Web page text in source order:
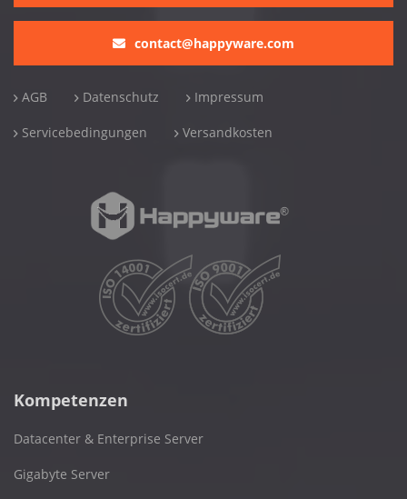
contact@happyware.com
AGB Datenschutz Impressum
Servicebedingungen Versandkosten
Kompetenzen
Datacenter & Enterprise Server
Gigabyte Server